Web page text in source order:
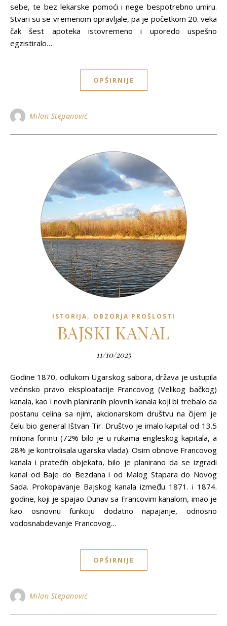
sebe, te bez lekarske pomoći i nege bespotrebno umiru.
Stvari su se vremenom opravljale, pa je početkom 20. veka
čak šest apoteka istovremeno i uporedo uspešno
egzistiralo…
OPŠIRNIJE
Milan Stepanović
ISTORIJA, OBZORJA PROŠLOSTI
BAJSKI KANAL
11/10/2025
Godine 1870, odlukom Ugarskog sabora, država je ustupila
većinsko pravo eksploatacije Francovog (Velikog bačkog)
kanala, kao i novih planiranih plovnih kanala koji bi trebalo da
postanu celina sa njim, akcionarskom društvu na čijem je
čelu bio general Ištvan Tir. Društvo je imalo kapital od 13.5
miliona forinti (72% bilo je u rukama engleskog kapitala, a
28% je kontrolisala ugarska vlada). Osim obnove Francovog
kanala i pratećih objekata, bilo je planirano da se izgradi
kanal od Baje do Bezdana i od Malog Stapara do Novog
Sada. Prokopavanje Bajskog kanala između 1871. i 1874.
godine, koji je spajao Dunav sa Francovim kanalom, imao je
kao osnovnu funkciju dodatno napajanje, odnosno
vodosnabdevanje Francovog…
OPŠIRNIJE
Milan Stepanović